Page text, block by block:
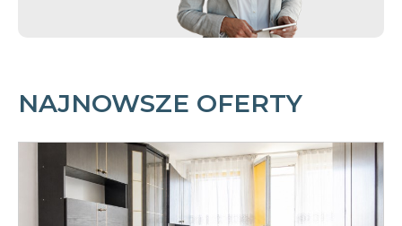
NAJNOWSZE OFERTY